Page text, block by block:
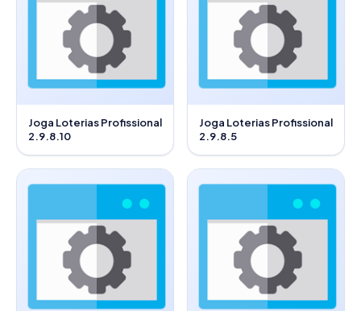
Joga Loterias Profissional
2.9.8.10
Joga Loterias Profissional
2.9.8.5